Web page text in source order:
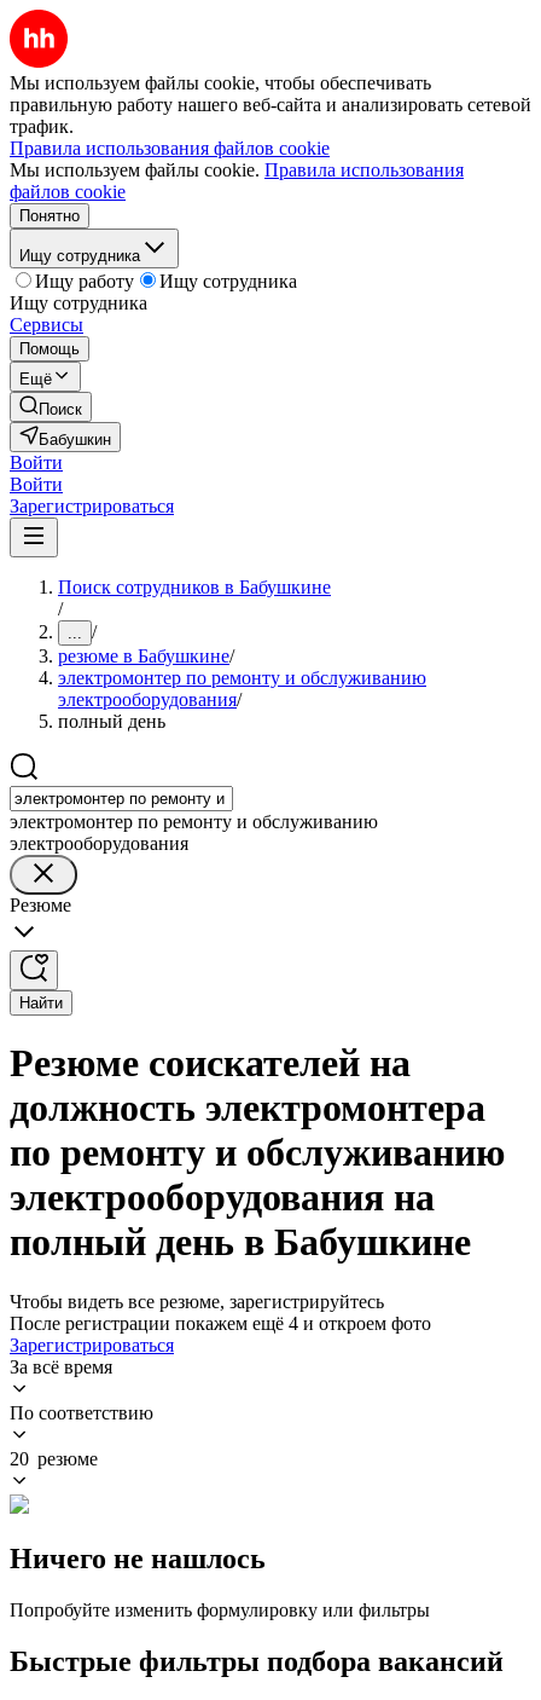
Мы используем файлы cookie, чтобы обеспечивать
правильную работу нашего веб-сайта и анализировать сетевой
трафик.
Правила использования файлов cookie
Мы используем файлы cookie. Правила использования
файлов cookie
Понятно
Ищу сотрудника
Ищу работу
Ищу сотрудника
Ищу сотрудника
Сервисы
Помощь
Ещё
Поиск
Бабушкин
Войти
Войти
Зарегистрироваться
Поиск сотрудников в Бабушкине
/
... /
резюме в Бабушкине/
электромонтер по ремонту и обслуживанию
электрооборудования/
полный день
электромонтер по ремонту и обслуживанию
электрооборудования
Резюме
Найти
Резюме соискателей на
должность электромонтера
по ремонту и обслуживанию
электрооборудования на
полный день в Бабушкине
Чтобы видеть все резюме, зарегистрируйтесь
После регистрации покажем ещё 4 и откроем фото
Зарегистрироваться
За всё время
По соответствию
20 резюме
Ничего не нашлось
Попробуйте изменить формулировку или фильтры
Быстрые фильтры подбора вакансий